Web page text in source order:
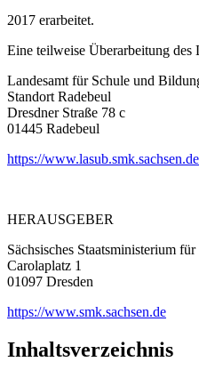
2017 erarbeitet.
Eine teilweise Überarbeitung des
Landesamt für Schule und
Standort Radebeul
Dresdner Straße 78 c
01445 Radebeul
https://www.lasub.smk.sachsen.de
HERAUSGEBER
Sächsisches Staatsministerium
Carolaplatz 1
01097 Dresden
https://www.smk.sachsen.de
Inhaltsverzeichnis